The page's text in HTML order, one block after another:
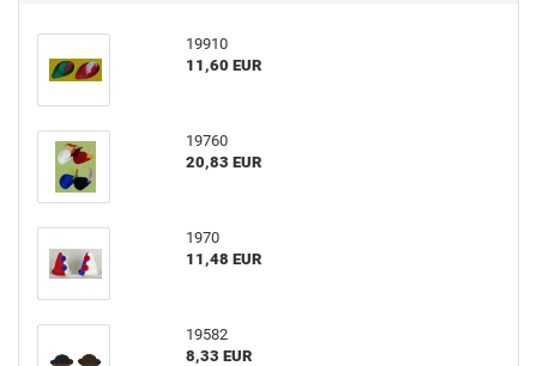
19910
11,60 EUR
19760
20,83 EUR
1970
11,48 EUR
19582
8,33 EUR